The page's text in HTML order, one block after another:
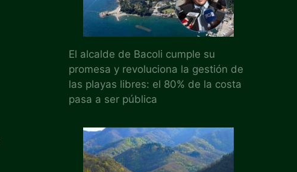
El alcalde de Bacoli cumple su
promesa y revoluciona la gestión de
las playas libres: el 80% de la costa
pasa a ser pública